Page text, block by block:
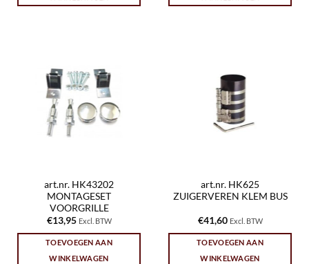
art.nr. HK43202
MONTAGESET
VOORGRILLE
€13,95 Excl. BTW
TOEVOEGEN AAN
WINKELWAGEN
art.nr. HK625
ZUIGERVEREN KLEM BUS
€41,60 Excl. BTW
TOEVOEGEN AAN
WINKELWAGEN